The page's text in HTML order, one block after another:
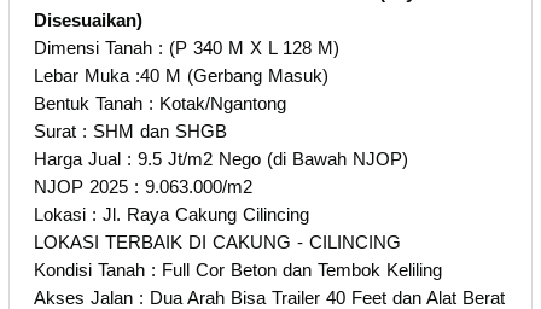
Disesuaikan)
Dimensi Tanah : (P 340 M X L 128 M)
Lebar Muka :40 M (Gerbang Masuk)
Bentuk Tanah : Kotak/Ngantong
Surat : SHM dan SHGB
Harga Jual : 9.5 Jt/m2 Nego (di Bawah NJOP)
NJOP 2025 : 9.063.000/m2
Lokasi : Jl. Raya Cakung Cilincing
LOKASI TERBAIK DI CAKUNG - CILINCING
Kondisi Tanah : Full Cor Beton dan Tembok Keliling
Akses Jalan : Dua Arah Bisa Trailer 40 Feet dan Alat Berat